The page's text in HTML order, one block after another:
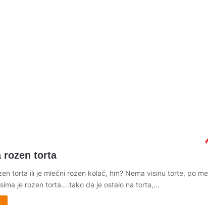
rozen torta
torta ili je mlečni rozen kolač, hm? Nema visinu torte, po
je rozen torta….tako da je ostalo na torta,…